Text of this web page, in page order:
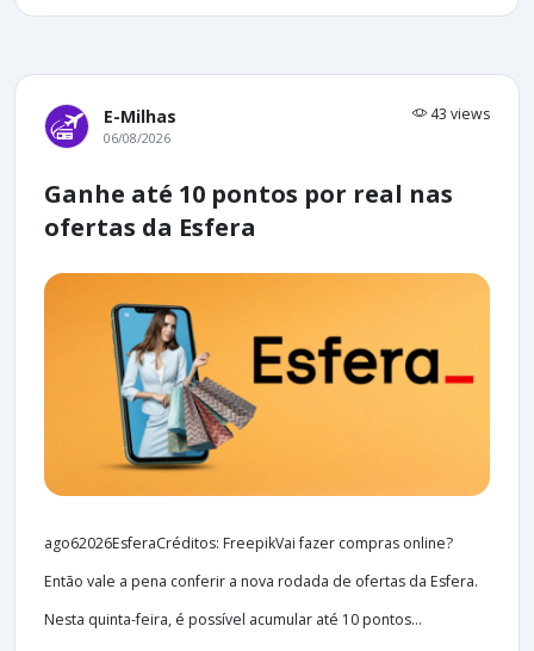
E-Milhas 43 views
06/08/2026
Ganhe até 10 pontos por real nas
ofertas da Esfera
ago62026EsferaCréditos: FreepikVai fazer compras online?
Então vale a pena conferir a nova rodada de ofertas da Esfera.
Nesta quinta-feira, é possível acumular até 10 pontos...